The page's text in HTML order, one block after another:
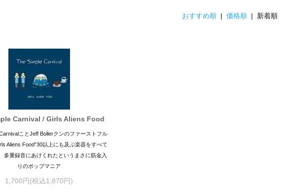
おすすめ順 |価格順 | 新着順
Carnival / Girls Aliens Food
ことJeff Bollerクンのファーストフル
Aliens Food”30以上にも及ぶ楽器をすべて
多重録音にあけくれたというまさに筋金入
りのポップマニア
1,700円(税込1,870円)